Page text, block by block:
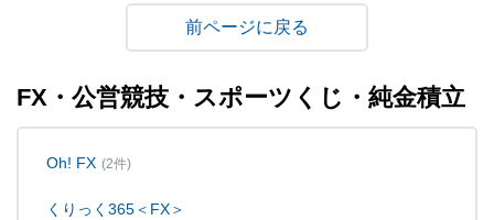
戻る
FX・公営競技・スポーツくじ・純金積立
Oh! FX (2件)
くりっく365＜FX＞